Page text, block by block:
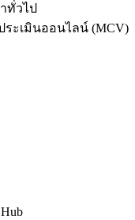
ทั่วไป
ระเมินออนไลน์ (MCV)